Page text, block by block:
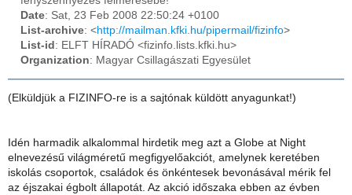
Date: Sat, 23 Feb 2008 22:50:24 +0100
List-archive: <http://mailman.kfki.hu/pipermail/fizinfo>
List-id : ELFT HÍRADÓ <fizinfo.lists.kfki.hu>
Organization: Magyar Csillagászati Egyesület
(Elküldjük a FIZINFO-re is a sajtónak küldött anyagunkat!)
Idén harmadik alkalommal hirdetik meg azt a Globe at Night
elnevezésű világméretű megfigyelőakciót, amelynek keretében
iskolás csoportok, családok és önkéntesek bevonásával mérik fel
az éjszakai égbolt állapotát. Az akció időszaka ebben az évben